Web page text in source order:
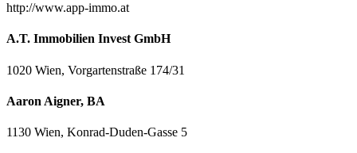
http://www.app-immo.at
A.T. Immobilien Invest GmbH
1020 Wien, Vorgartenstraße 174/31
Aaron Aigner, BA
1130 Wien, Konrad-Duden-Gasse 5